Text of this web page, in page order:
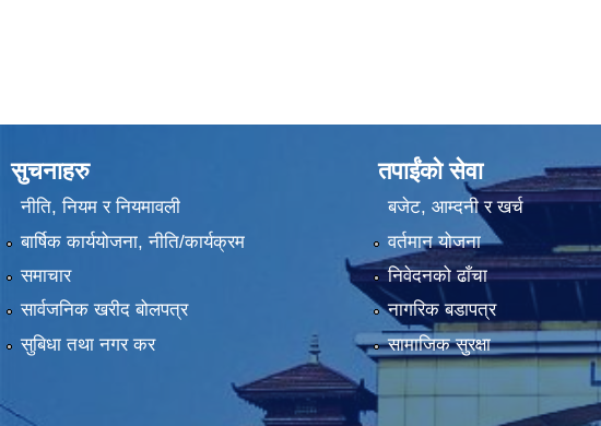
सुचनाहरु
नीति, नियम र नियमावली
बार्षिक कार्ययोजना, नीति/कार्यक्रम
समाचार
सार्वजनिक खरीद बोलपत्र
सुबिधा तथा नगर कर
तपाईंको सेवा
बजेट, आम्दनी र खर्च
वर्तमान योजना
निवेदनको ढाँचा
नागरिक बडापत्र
सामाजिक सुरक्षा